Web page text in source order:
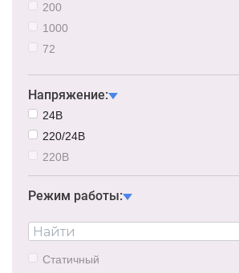
200
1000
72
Напряжение:
24В
220/24В
220В
Режим работы:
Статичный